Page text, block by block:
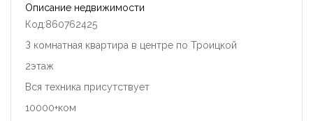
Описание недвижимости
Код:860762425
З комнатная квартира в центре по Троицкой
2этаж
Вся техника присутствует
10000+ком